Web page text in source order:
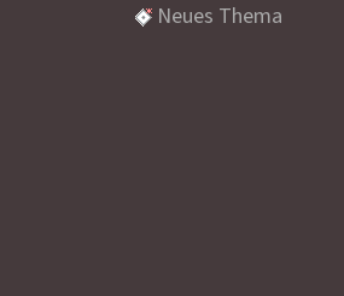
Neues Thema